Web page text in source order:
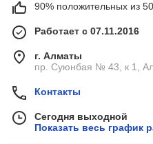
90% положительных из
Работает с 07.11.2016
г. Алматы
пр. Суюнбая № 43, к 1,
Контакты
Сегодня выходной
Показать весь график